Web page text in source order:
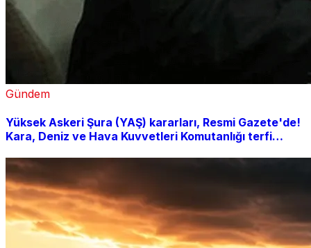
Gündem
Yüksek Askeri Şura (YAŞ) kararları, Resmi Gazete'de!
Kara, Deniz ve Hava Kuvvetleri Komutanlığı terfi